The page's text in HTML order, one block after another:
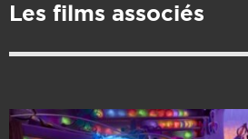
Les films associés